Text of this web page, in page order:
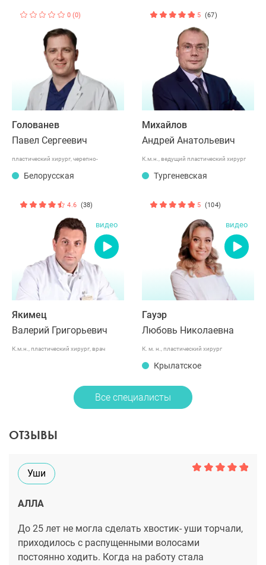
0 (0)
Голованев
Павел Сергеевич
пластический хирург, черепно-
челюстно-лицевой хирург
Белорусская
5 (67)
Михайлов
Андрей Анатольевич
К.м.н., ведущий пластический хирург
международного класса
Тургеневская
4.6 (38)
видео
Якимец
Валерий Григорьевич
К.м.н., пластический хирург, врач
5 (104)
видео
Гауэр
Любовь Николаевна
К. м. н., пластический хирург
Крылатское
Все специалисты
ОТЗЫВЫ
Уши
АЛЛА
До 25 лет не могла сделать хвостик- уши торчали,
приходилось с распущенными волосами
постоянно ходить. Когда на работу стала